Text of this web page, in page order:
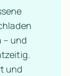
– und
und